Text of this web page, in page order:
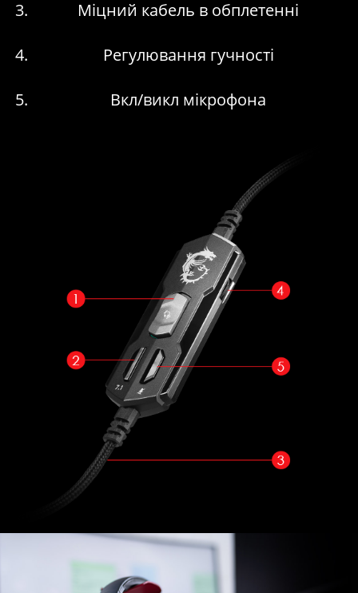
Міцний кабель в обплетенні
Регулювання гучності
Вкл/викл мікрофона